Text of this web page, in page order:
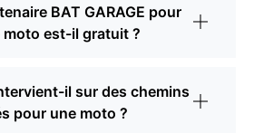
BAT GARAGE pour
moto est-il gratuit ?
il sur des chemins
pour une moto ?